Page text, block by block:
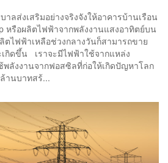
ลส่งเสริมอย่างจริงจังให้อาคารบ้านเรือน
หรือผลิตไฟฟ้าจากพลังงานแสงอาทิตย์บน
ตไฟฟ้าเหลือช่วงกลางวันก็สามารถขาย
กิดขึ้น เราจะมีไฟฟ้าใช้จากแหล่ง
ลังงานจากฟอสซิลที่ก่อให้เกิดปัญหาโลก
านบาทสร้...